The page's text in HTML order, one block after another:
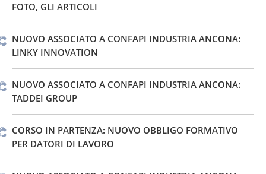
FOTO, GLI ARTICOLI
NUOVO ASSOCIATO A CONFAPI INDUSTRIA ANCONA:
LINKY INNOVATION
NUOVO ASSOCIATO A CONFAPI INDUSTRIA ANCONA:
TADDEI GROUP
CORSO IN PARTENZA: NUOVO OBBLIGO FORMATIVO
PER DATORI DI LAVORO